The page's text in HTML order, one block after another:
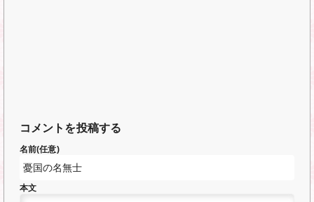
コメントを投稿する
名前(任意)
本文